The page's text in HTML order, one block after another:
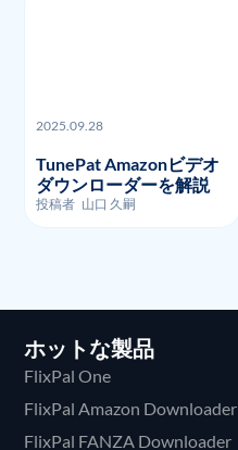
2025.09.28
TunePat Amazonビデオ
ダウンローダーを解説
投稿者 山口 久嗣
ホットな製品
FlixPal One
FlixPal Amazon Downloader
FlixPal FANZA Downloader